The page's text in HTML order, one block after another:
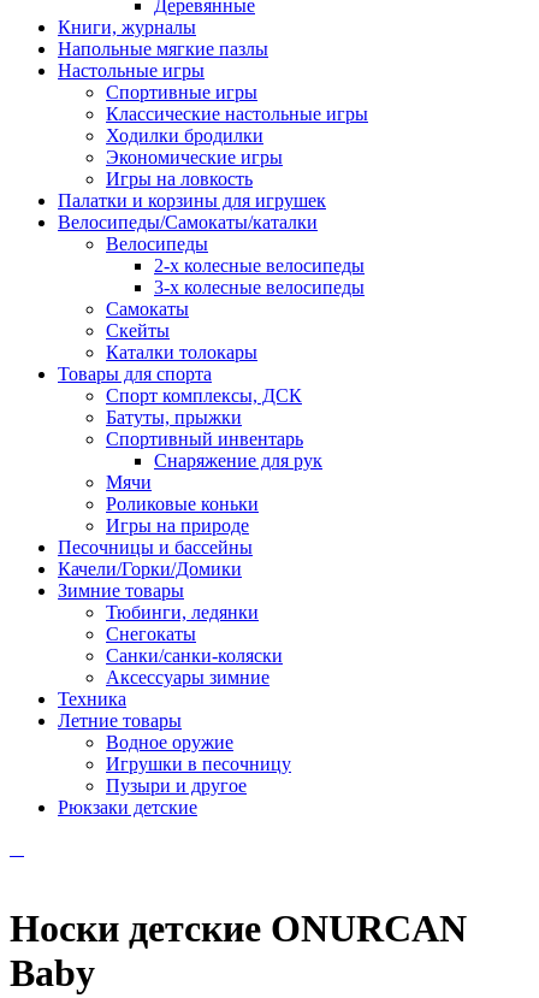
Деревянные
Книги, журналы
Напольные мягкие пазлы
Настольные игры
Спортивные игры
Классические настольные игры
Ходилки бродилки
Экономические игры
Игры на ловкость
Палатки и корзины для игрушек
Велосипеды/Самокаты/каталки
Велосипеды
2-х колесные велосипеды
3-х колесные велосипеды
Самокаты
Скейты
Каталки толокары
Товары для спорта
Спорт комплексы, ДСК
Батуты, прыжки
Спортивный инвентарь
Снаряжение для рук
Мячи
Роликовые коньки
Игры на природе
Песочницы и бассейны
Качели/Горки/Домики
Зимние товары
Тюбинги, ледянки
Снегокаты
Санки/санки-коляски
Аксессуары зимние
Техника
Летние товары
Водное оружие
Игрушки в песочницу
Пузыри и другое
Рюкзаки детские
Носки детские ONURCAN
Baby